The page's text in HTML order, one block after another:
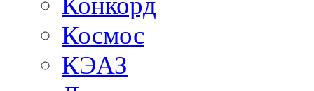
Космос
КЭАЗ